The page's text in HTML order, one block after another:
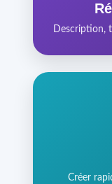
Description,
Créer